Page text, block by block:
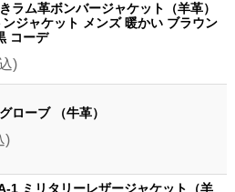
ラム革ボンバージャケット（羊革）
ジャケット メンズ 暖かい ブラウン
コーデ
)
ローブ （牛革）
)
1 ミリタリーレザージャケット（羊